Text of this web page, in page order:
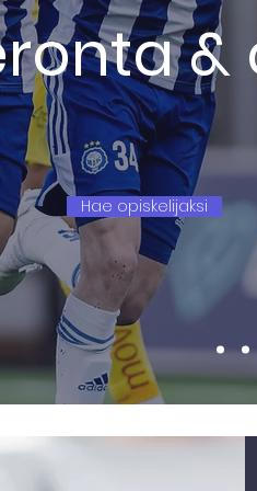
Hae opiskelijaksi